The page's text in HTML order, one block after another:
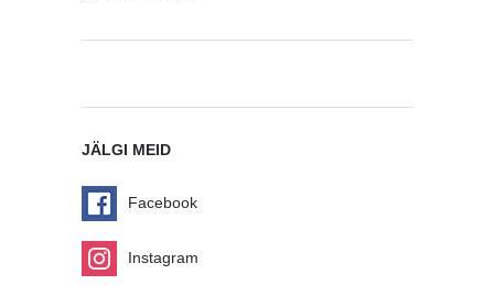
JÄLGI MEID
Facebook
Instagram